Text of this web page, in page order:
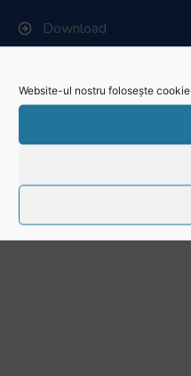
Website-ul nostru folosește
Download